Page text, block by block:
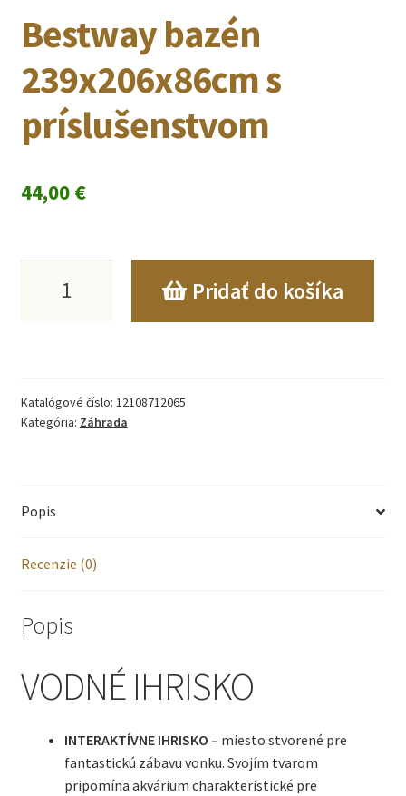
Bestway bazén
239x206x86cm s
príslušenstvom
44,00 €
s
Pridať do košíka
Katalógové číslo: 12108712065
Kategória: Záhrada
Popis
Recenzie (0)
Popis
VODNÉ IHRISKO
INTERAKTÍVNE IHRISKO – miesto stvorené pre
fantastickú zábavu vonku. Svojím tvarom
pripomína akvárium charakteristické pre